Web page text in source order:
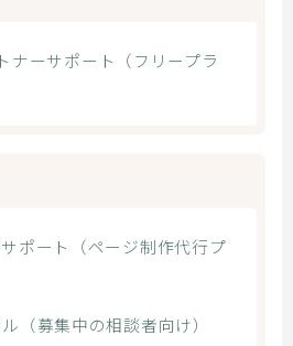
ナーサポート（フリープラ
ポート（ページ制作代行プ
（募集中の相談者向け）